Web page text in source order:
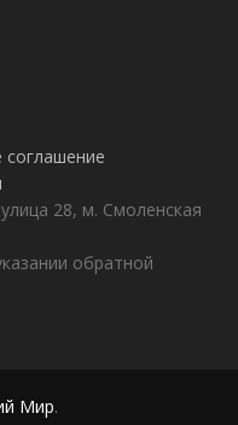
соглашение
28, м. Смоленская
обратной
Мир.